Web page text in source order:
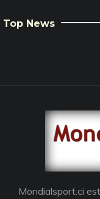
Top News
Mondialsport.ci